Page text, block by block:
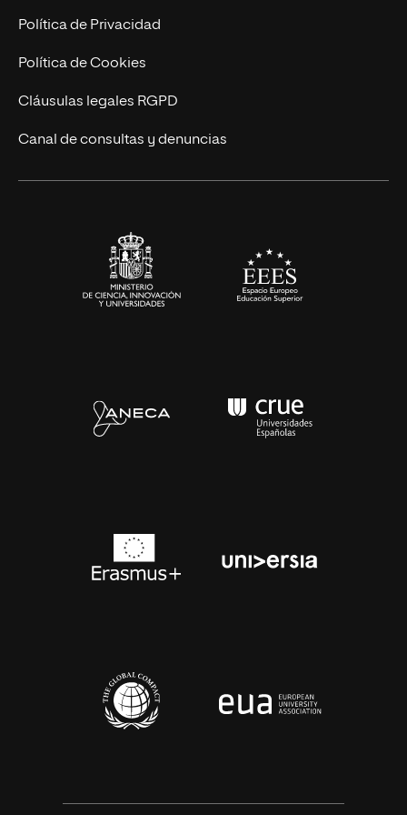
Postgrados
Cursos Universitarios
Trabaja en UNIR
Actualidad
UNIR Revista
Eventos
Política de Privacidad
Política de Cookies
Cláusulas legales RGPD
Canal de consultas y denuncias